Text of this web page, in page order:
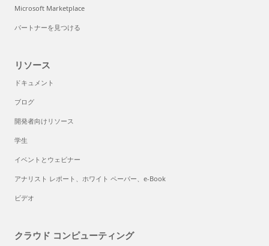
Microsoft Marketplace
パートナーを見つける
リソース
ドキュメント
ブログ
開発者向けリソース
学生
イベントとウェビナー
アナリスト レポート、ホワイト ペーパー、e-Book
ビデオ
クラウド コンピューティング